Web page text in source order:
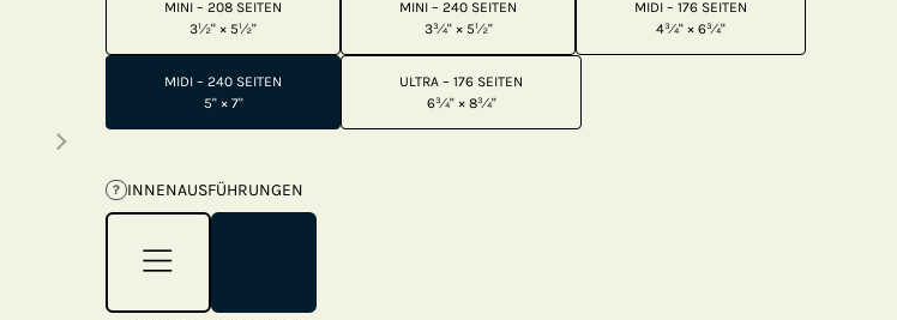
MINI – 208 SEITEN
3½" × 5½"
MINI – 240 SEITEN
3¾" × 5½"
MIDI – 176 SEITEN
4¾" × 6¾"
MIDI – 240 SEITEN
5" × 7"
ULTRA – 176 SEITEN
6¾" × 8¾"
? INNENAUSFÜHRUNGEN